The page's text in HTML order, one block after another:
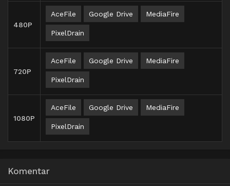
480P
AceFile Google Drive MediaFire
PixelDrain
720P
AceFile Google Drive MediaFire
PixelDrain
1080P
AceFile Google Drive MediaFire
PixelDrain
Komentar